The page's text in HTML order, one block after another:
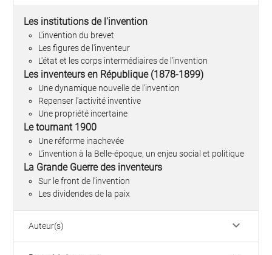
Les institutions de l'invention
L'invention du brevet
Les figures de l'inventeur
L'état et les corps intermédiaires de l'invention
Les inventeurs en République (1878-1899)
Une dynamique nouvelle de l'invention
Repenser l'activité inventive
Une propriété incertaine
Le tournant 1900
Une réforme inachevée
L'invention à la Belle-époque, un enjeu social et politique
La Grande Guerre des inventeurs
Sur le front de l'invention
Les dividendes de la paix
Auteur(s) keyboard_arrow_down